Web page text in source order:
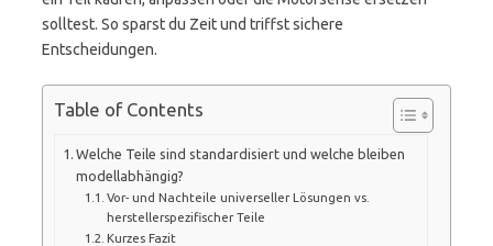
solltest. So sparst du Zeit und triffst sichere
Entscheidungen.
Table of Contents
Welche Teile sind standardisiert und welche bleiben
modellabhängig?
Vor- und Nachteile universeller Lösungen vs.
herstellerspezifischer Teile
Kurzes Fazit